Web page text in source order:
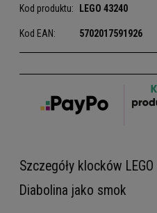
Kod produktu: LEGO 43240
Kod EAN: 5702017591926
Szczegóły klocków
Diabolina jako smok